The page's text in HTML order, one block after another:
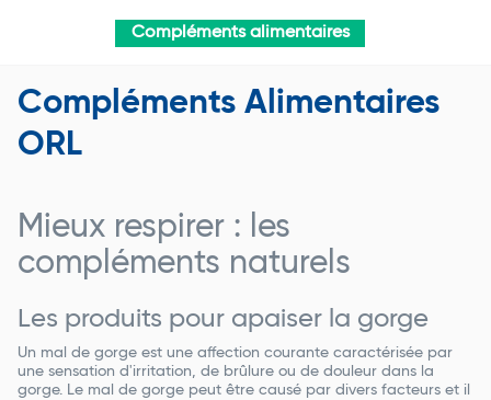
Compléments alimentaires
Compléments Alimentaires
ORL
Mieux respirer : les
compléments naturels
Les produits pour apaiser la gorge
Un mal de gorge est une affection courante caractérisée par
une sensation d'irritation, de brûlure ou de douleur dans la
gorge. Le mal de gorge peut être causé par divers facteurs et il